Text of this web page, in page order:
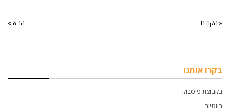
« הקודם הבא »
בקרו אותנו
בקבוצת פיסבוק
ביוטיוב